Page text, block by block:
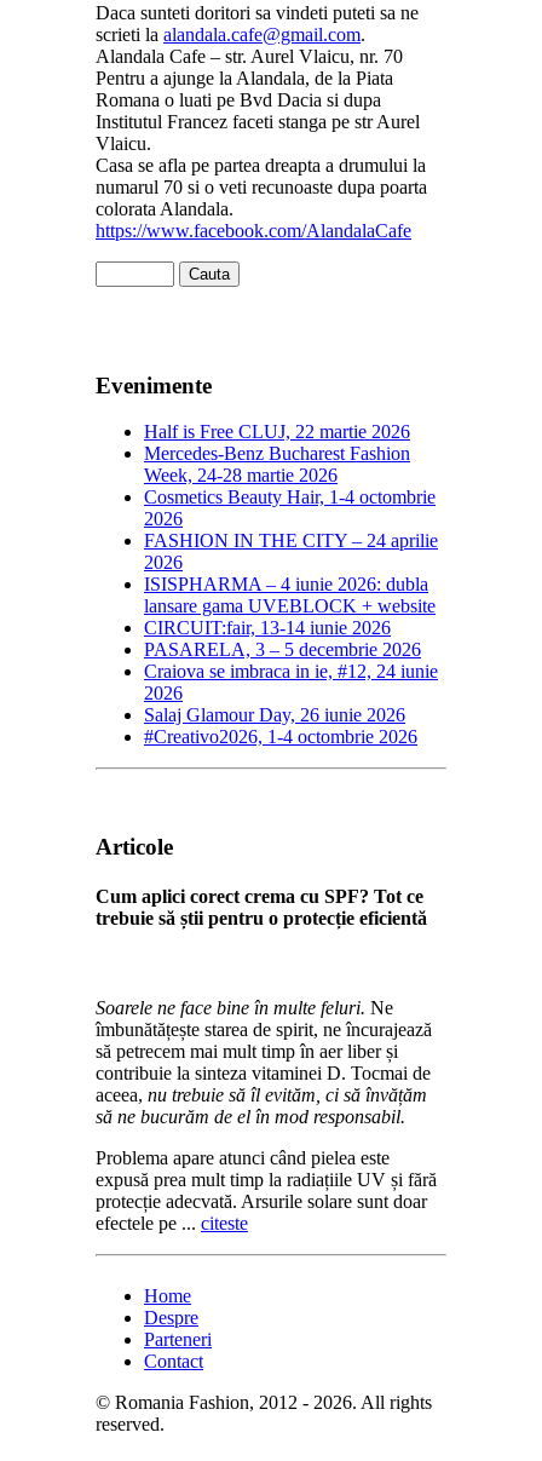
Daca sunteti doritori sa vindeti puteti sa ne
scrieti la alandala.cafe@gmail.com.
Alandala Cafe – str. Aurel Vlaicu, nr. 70
Pentru a ajunge la Alandala, de la Piata
Romana o luati pe Bvd Dacia si dupa
Institutul Francez faceti stanga pe str Aurel
Vlaicu.
Casa se afla pe partea dreapta a drumului la
numarul 70 si o veti recunoaste dupa poarta
colorata Alandala.
https://www.facebook.com/AlandalaCafe
Evenimente
Half is Free CLUJ, 22 martie 2026
Mercedes-Benz Bucharest Fashion
Week, 24-28 martie 2026
Cosmetics Beauty Hair, 1-4 octombrie
2026
FASHION IN THE CITY – 24 aprilie
2026
ISISPHARMA – 4 iunie 2026: dubla
lansare gama UVEBLOCK + website
CIRCUIT:fair, 13-14 iunie 2026
PASARELA, 3 – 5 decembrie 2026
Craiova se imbraca in ie, #12, 24 iunie
2026
Salaj Glamour Day, 26 iunie 2026
#Creativo2026, 1-4 octombrie 2026
Articole
Cum aplici corect crema cu SPF? Tot ce
trebuie să știi pentru o protecție eficientă
Soarele ne face bine în multe feluri. Ne
îmbunătățește starea de spirit, ne încurajează
să petrecem mai mult timp în aer liber și
contribuie la sinteza vitaminei D. Tocmai de
aceea, nu trebuie să îl evităm, ci să învățăm
să ne bucurăm de el în mod responsabil.
Problema apare atunci când pielea este
expusă prea mult timp la radiațiile UV și fără
protecție adecvată. Arsurile solare sunt doar
efectele pe ... citeste
Home
Despre
Parteneri
Contact
© Romania Fashion, 2012 - 2026. All rights
reserved.